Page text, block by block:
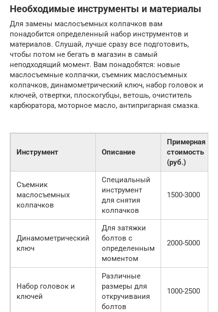
Необходимые инструменты и материалы
Для замены маслосъемных колпачков вам
понадобится определенный набор инструментов и
материалов. Слушай, лучше сразу все подготовить,
чтобы потом не бегать в магазин в самый
неподходящий момент. Вам понадобятся: новые
маслосъемные колпачки, съемник маслосъемных
колпачков, динамометрический ключ, набор головок и
ключей, отвертки, плоскогубцы, ветошь, очиститель
карбюратора, моторное масло, антипригарная смазка.
Инструмент Описание
Примерная
стоимость
(руб.)
Съемник
маслосъемных
колпачков
Специальный
инструмент
для снятия
колпачков
1500-3000
Динамометрический
ключ
Для затяжки
болтов с
определенным
моментом
2000-5000
Набор головок и
ключей
Различные
размеры для
откручивания
болтов
1000-2500